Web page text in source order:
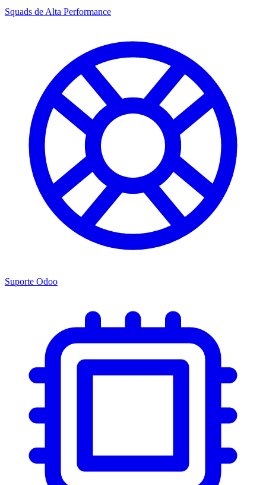
Squads de Alta Performance
Suporte Odoo